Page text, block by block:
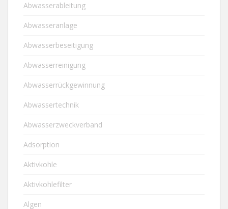
Abwasserableitung
Abwasseranlage
Abwasserbeseitigung
Abwasserreinigung
Abwasserrückgewinnung
Abwassertechnik
Abwasserzweckverband
Adsorption
Aktivkohle
Aktivkohlefilter
Algen